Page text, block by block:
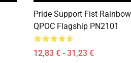
Pride Support Fist
QPOC Flagship PN2101
12,83 € - 31,23 €